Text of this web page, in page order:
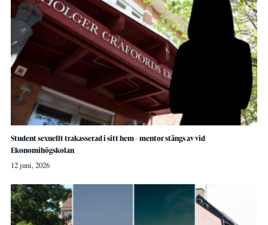
Student sexuellt trakasserad i sitt hem – mentor stängs av vid
Ekonomihögskolan
12 juni, 2026